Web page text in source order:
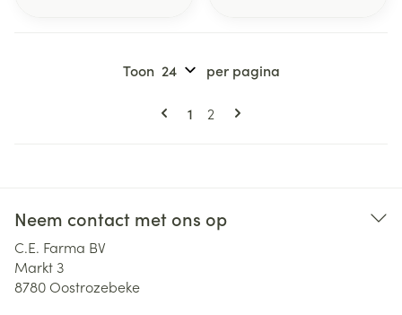
Pagina's
U lees momenteel pagina
1 Pagina
2
Toon per pagina
Neem contact met ons op
C.E. Farma BV
Markt 3
8780Oostrozebeke